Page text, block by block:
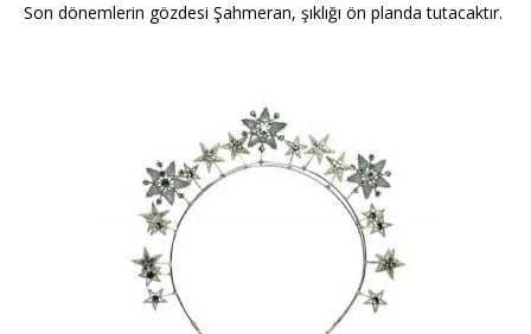
Son dönemlerin gözdesi Şahmeran, şıklığı ön planda tutacaktır.